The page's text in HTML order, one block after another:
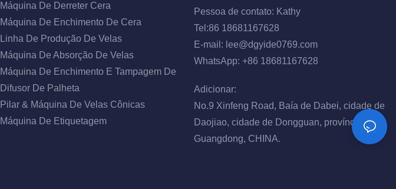
Máquina De Derreter Cera
Máquina De Enchimento De Cera
Linha De Produção De Velas
Máquina De Absorção De Velas
Máquina De Enchimento E Tampagem De
Difusor De Palheta
Pilar & Máquina De Velas Cônicas
Máquina De Etiquetagem
Pessoa de contato: Kathy
Tel:86 18681167628
E-mail: lee@dgyide0769.com
WhatsApp: +86 18681167628
Adicionar:
No.9 Xinfeng Road, Baía de Dabei, cidade de
Daojiao, cidade de Dongguan, província de
Guangdong, CHINA.